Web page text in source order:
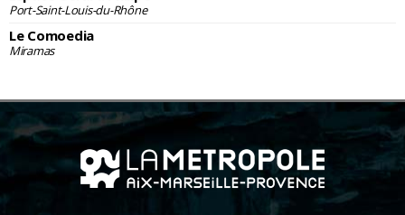
Port-Saint-Louis-du-Rhône
Le Comoedia
Miramas